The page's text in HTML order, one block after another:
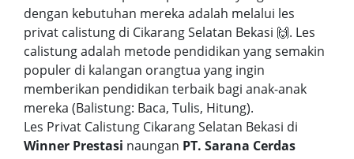
dengan kebutuhan mereka adalah melalui les
privat calistung di Cikarang Selatan Bekasi 🙌. Les
calistung adalah metode pendidikan yang semakin
populer di kalangan orangtua yang ingin
memberikan pendidikan terbaik bagi anak-anak
mereka (Balistung: Baca, Tulis, Hitung).
Les Privat Calistung Cikarang Selatan Bekasi di
Winner Prestasi naungan PT. Sarana Cerdas